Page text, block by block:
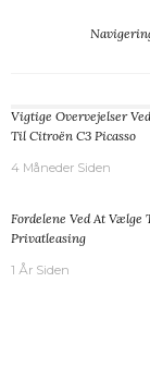
Vigtige Overvejelser
Til Citroën C3 Picasso
4 Måneder Siden
Fordelene Ved At Vælge
Privatleasing
1 År Siden